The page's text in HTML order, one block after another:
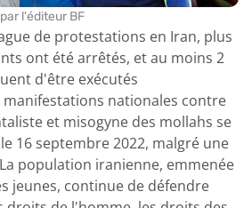
l'éditeur BF
de protestations en Iran, plus
ont été arrêtés, et au moins 2
d'être exécutés
nationales contre
et misogyne des mollahs se
16 septembre 2022, malgré une
population iranienne, emmenée
jeunes, continue de défendre